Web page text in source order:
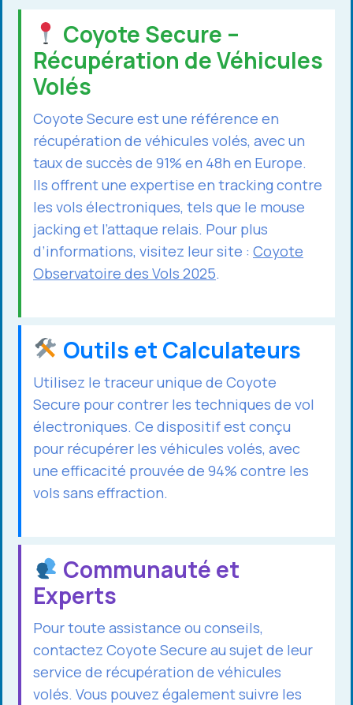
Coyote Secure –
Récupération de Véhicules
Volés
Coyote Secure est une référence en
récupération de véhicules volés, avec un
taux de succès de 91% en 48h en Europe.
Ils offrent une expertise en tracking contre
les vols électroniques, tels que le mouse
jacking et l’attaque relais. Pour plus
d’informations, visitez leur site : Coyote
Observatoire des Vols 2025.
Outils et Calculateurs
Utilisez le traceur unique de Coyote
Secure pour contrer les techniques de vol
électroniques. Ce dispositif est conçu
pour récupérer les véhicules volés, avec
une efficacité prouvée de 94% contre les
vols sans effraction.
Communauté et
Experts
Pour toute assistance ou conseils,
contactez Coyote Secure au sujet de leur
service de récupération de véhicules
volés. Vous pouvez également suivre les